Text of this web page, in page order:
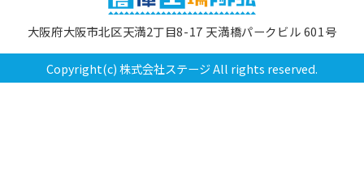
大阪府大阪市北区天満2丁目8-17 天満橋パークビル 601号
Copyright(c) 株式会社ステージ All rights reserved.